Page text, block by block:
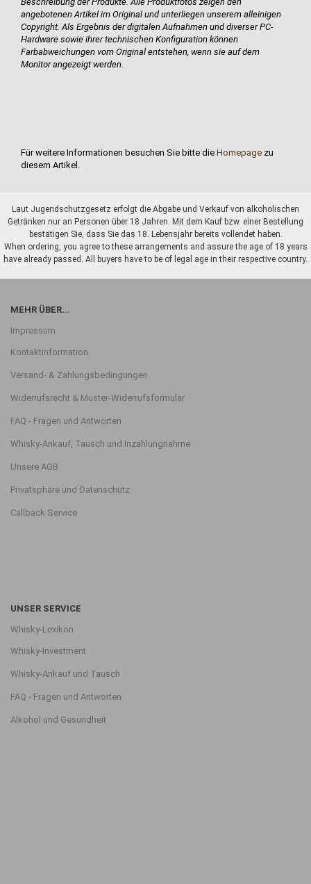
angebotenen Artikel im Original und unterliegen unserem alleinigen
Copyright. Als Ergebnis der digitalen Aufnahmen und diverser PC-
Hardware sowie ihrer technischen Konfiguration können
Farbabweichungen vom Original entstehen, wenn sie auf dem
Monitor angezeigt werden.
Für weitere Informationen besuchen Sie bitte die Homepage zu
diesem Artikel.
Laut Jugendschutzgesetz erfolgt die Abgabe und Verkauf von alkoholischen
Getränken nur an Personen über 18 Jahren. Mit dem Kauf bzw. einer Bestellung
bestätigen Sie, dass Sie das 18. Lebensjahr bereits vollendet haben.
When ordering, you agree to these arrangements and assure the age of 18 years
have already passed. All buyers have to be of legal age in their respective country.
MEHR ÜBER...
Impressum
Kontaktinformation
Versand- & Zahlungsbedingungen
Widerrufsrecht & Muster-Widerrufsformular
FAQ - Fragen und Antworten
Whisky-Ankauf, Tausch und Inzahlungnahme
Unsere AGB
Privatsphäre und Datenschutz
Callback Service
UNSER SERVICE
Whisky-Lexikon
Whisky-Investment
Whisky-Ankauf und Tausch
FAQ - Fragen und Antworten
Alkohol und Gesundheit